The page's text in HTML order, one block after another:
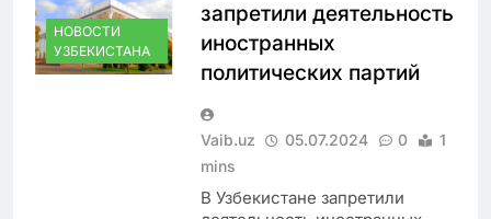
НОВОСТИ
УЗБЕКИСТАНА
запретили деятельность
иностранных
политических партий
Vaib.uz 05.07.2024 0
1
mins
В Узбекистане запретили